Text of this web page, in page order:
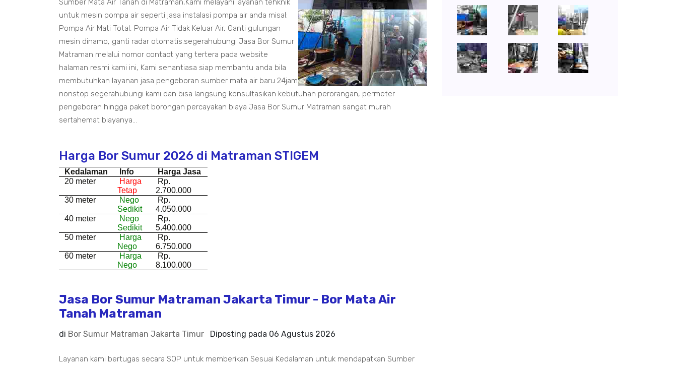
Sumber Mata Air Tanah di Matraman,Kami melayani layanan tehknik
untuk mesin pompa air seperti jasa instalasi pompa air anda misal:
Pompa Air Mati Total, Pompa Air Tidak Keluar Air, Ganti gulungan
mesin dinamo, ganti radar otomatis.segerahubungi Jasa Bor Sumur
Matraman melalui nomor contact yang tertera pada website
halaman resmi kami ini, Kami senantiasa siap membantu anda bila
membutuhkan layanan jasa pengeboran sumber mata air baru 24jam
nonstop segerahubungi kami dan bisa langsung konsultasikan kebutuhan perorangan, permeter
pengeboran hingga paket borongan percayakan biaya Jasa Bor Sumur Matraman sangat murah
sertahemat biayanya...
Harga Bor Sumur 2026 di Matraman STIGEM
Kedalaman Info
Harga Jasa
20 meter
Harga
Tetap
Rp.
2.700.000
30 meter
Nego
Sedikit
Rp.
4.050.000
40 meter
Nego
Sedikit
Rp.
5.400.000
50 meter
Harga
Nego
Rp.
6.750.000
60 meter
Harga
Nego
Rp.
8.100.000
Jasa Bor Sumur Matraman Jakarta Timur - Bor Mata Air
Tanah Matraman
di Bor Sumur Matraman Jakarta Timur Diposting pada 06 Agustus 2026
Layanan kami bertugas secara SOP untuk memberikan Sesuai Kedalaman untuk mendapatkan Sumber